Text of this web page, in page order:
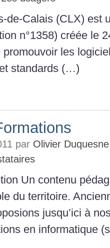
de-Calais (CLX) est
n°1358) créée le
les
et standards (…)
par Olivier
Un contenu
du territoire.
jusqu’ici à
en informatique